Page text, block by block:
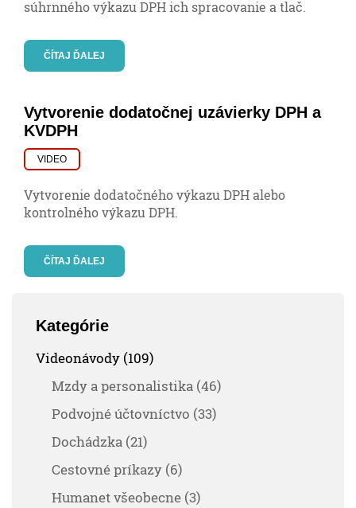
súhrnného výkazu DPH ich spracovanie a tlač.
ČÍTAJ ĎALEJ
Vytvorenie dodatočnej uzávierky DPH a
KVDPH
VIDEO
Vytvorenie dodatočného výkazu DPH alebo
kontrolného výkazu DPH.
ČÍTAJ ĎALEJ
Kategórie
Videonávody (109)
Mzdy a personalistika (46)
Podvojné účtovníctvo (33)
Dochádzka (21)
Cestovné príkazy (6)
Humanet všeobecne (3)